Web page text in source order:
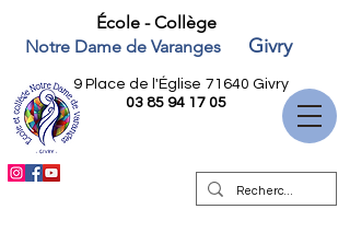
École - Collège
Notre Dame de Varanges
Givry
9 Place de l'Église 71640 Givry
03 85 94 17 05